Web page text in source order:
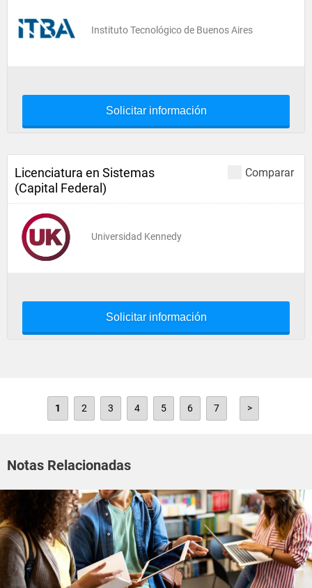
Instituto Tecnológico de Buenos Aires
Solicitar información
Comparar
Licenciatura en Sistemas
(Capital Federal)
Universidad Kennedy
Solicitar información
1 2 3 4 5 6 7 >
Notas Relacionadas